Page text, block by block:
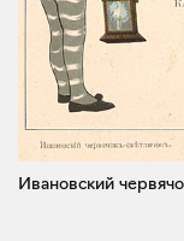
Ивановский